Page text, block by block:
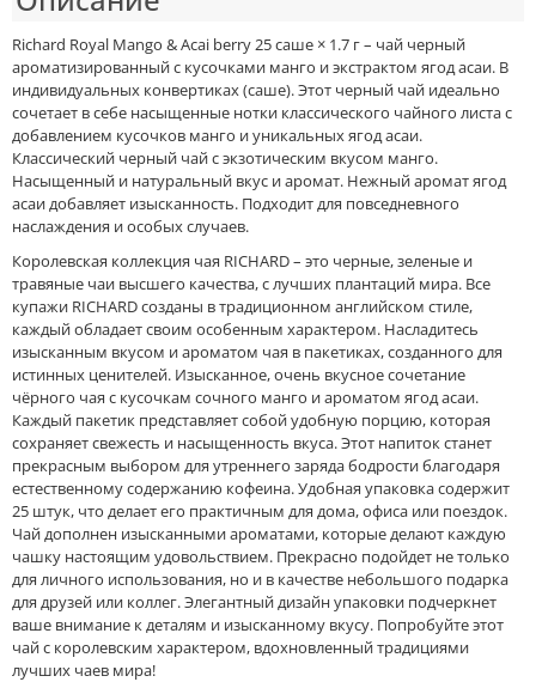
Richard Royal Mango & Acai berry 25 саше × 1.7 г – чай черный
ароматизированный с кусочками манго и экстрактом ягод асаи. В
индивидуальных конвертиках (саше). Этот черный чай идеально
сочетает в себе насыщенные нотки классического чайного листа с
добавлением кусочков манго и уникальных ягод асаи.
Классический черный чай с экзотическим вкусом манго.
Насыщенный и натуральный вкус и аромат. Нежный аромат ягод
асаи добавляет изысканность. Подходит для повседневного
наслаждения и особых случаев.
Королевская коллекция чая RICHARD – это черные, зеленые и
травяные чаи высшего качества, с лучших плантаций мира. Все
купажи RICHARD созданы в традиционном английском стиле,
каждый обладает своим особенным характером. Насладитесь
изысканным вкусом и ароматом чая в пакетиках, созданного для
истинных ценителей. Изысканное, очень вкусное сочетание
чёрного чая с кусочкам сочного манго и ароматом ягод асаи.
Каждый пакетик представляет собой удобную порцию, которая
сохраняет свежесть и насыщенность вкуса. Этот напиток станет
прекрасным выбором для утреннего заряда бодрости благодаря
естественному содержанию кофеина. Удобная упаковка содержит
25 штук, что делает его практичным для дома, офиса или поездок.
Чай дополнен изысканными ароматами, которые делают каждую
чашку настоящим удовольствием. Прекрасно подойдет не только
для личного использования, но и в качестве небольшого подарка
для друзей или коллег. Элегантный дизайн упаковки подчеркнет
ваше внимание к деталям и изысканному вкусу. Попробуйте этот
чай с королевским характером, вдохновленный традициями
лучших чаев мира!